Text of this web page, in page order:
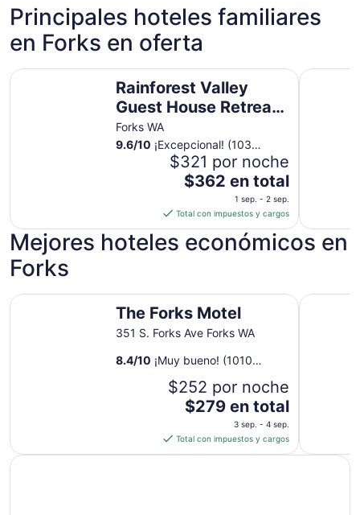
Hoteles de 3 estrellas
12 propiedades
Principales hoteles familiares
en Forks en oferta
Rainforest Valley
Guest House Retreat
in Forks 家
Forks WA
9.6/10 ¡Excepcional! (103
$321 por noche
El
es
de
$362
por
noche
del
1
sep
2
sep
$362 en total
1 sep. - 2 sep.
Total con impuestos y cargos
Rainforest Valley Guest House Retreat in Forks 家The
Mejores hoteles económicos en
Forks
The Forks Motel
351 S. Forks Ave Forks WA
8.4/10 ¡Muy bueno! (1010
$252 por noche
El
es
de
$279 en total
3 sep. - 4 sep.
Total con impuestos y cargos
The Forks Motel Pacific